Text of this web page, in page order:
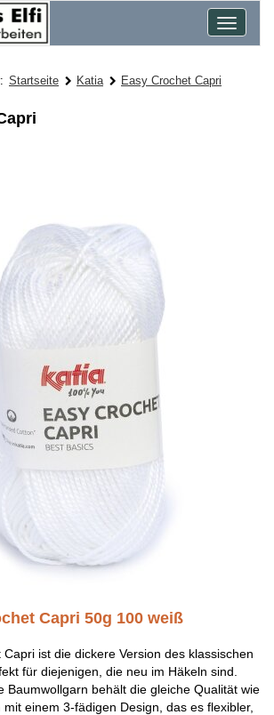
Toggle
Startseite Katia Easy Crochet Capri
Capri 50g 100 weiß
ist die dickere Version des klassischen
für diejenigen, die neu im Häkeln sind.
Baumwollgarn behält die gleiche Qualität wie
einem 3-fädigen Design, das es flexibler,